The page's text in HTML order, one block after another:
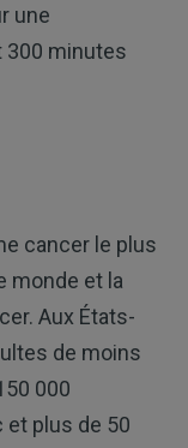
une
300 minutes
cancer le plus
monde et la
Aux États-
de moins
000
plus de 50